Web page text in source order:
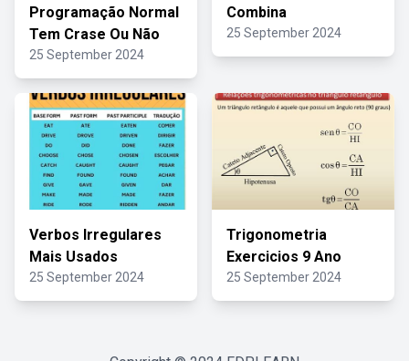
Programação Normal
Tem Crase Ou Não
25 September 2024
Combina
25 September 2024
Verbos Irregulares
Mais Usados
25 September 2024
Trigonometria
Exercicios 9 Ano
25 September 2024